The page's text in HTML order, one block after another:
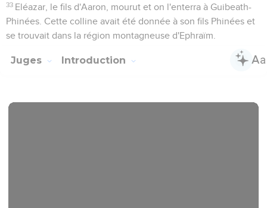
33 Eléazar, le fils d'Aaron, mourut et on l'enterra à Guibeath-
Phinées. Cette colline avait été donnée à son fils Phinées et
se trouvait dans la région montagneuse d'Ephraïm.
Juges Introduction